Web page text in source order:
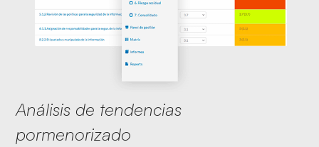
Análisis de tendencias
pormenorizado